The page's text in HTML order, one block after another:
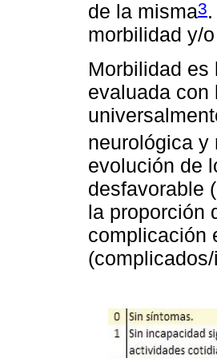
de la misma3
morbilidad y/
Morbilidad es
evaluada con
neurológica
evolución de
desfavorable
la proporción
complicación